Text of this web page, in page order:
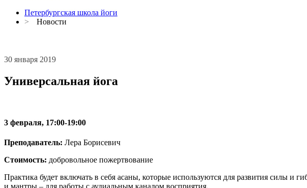
Петербургская школа йоги
>
Новости
30 января 2019
Универсальная йога
3 февраля, 17:00-19:00
Преподаватель: Лера Борисевич
Стоимость: добровольное пожертвование
Практика будет включать в себя асаны, которые используются для развития силы